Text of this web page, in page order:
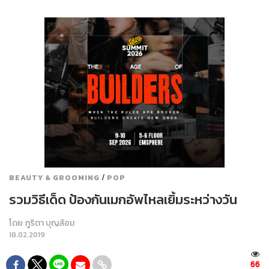
BEAUTY & GROOMING / POP
รวมวิธีเด็ด ป้องกันเมกอัพไหลเยิ้มระหว่างวัน
โดย ภูริตา บุญล้อม
18.02.2019
66